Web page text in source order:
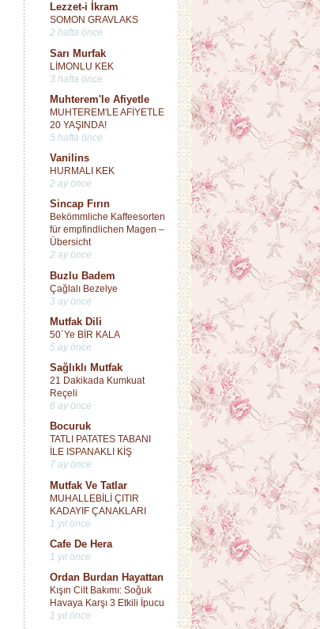
Lezzet-i İkram
SOMON GRAVLAKS
2 hafta önce
Sarı Murfak
LİMONLU KEK
3 hafta önce
Muhterem'le Afiyetle
MUHTEREM'LE AFİYETLE
20 YAŞINDA!
5 hafta önce
Vanilins
HURMALI KEK
2 ay önce
Sincap Fırın
Bekömmliche Kaffeesorten
für empfindlichen Magen –
Übersicht
2 ay önce
Buzlu Badem
Çağlalı Bezelye
3 ay önce
Mutfak Dili
50`Ye BİR KALA
5 ay önce
Sağlıklı Mutfak
21 Dakikada Kumkuat
Reçeli
6 ay önce
Bocuruk
TATLI PATATES TABANI
İLE ISPANAKLI KİŞ
7 ay önce
Mutfak Ve Tatlar
MUHALLEBİLİ ÇITIR
KADAYIF ÇANAKLARI
1 yıl önce
Cafe De Hera
1 yıl önce
Ordan Burdan Hayattan
Kışın Cilt Bakımı: Soğuk
Havaya Karşı 3 Etkili İpucu
1 yıl önce